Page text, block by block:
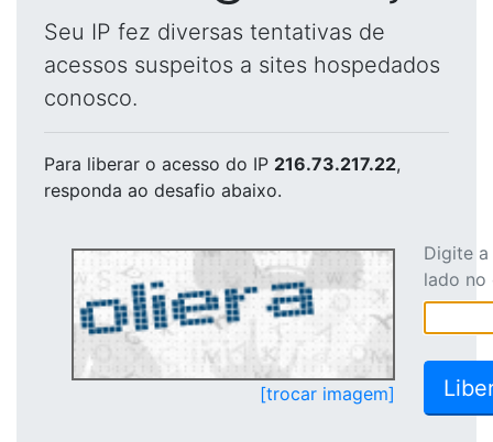
Seu IP fez diversas tentativas de
acessos suspeitos a sites hospedados
conosco.
Para liberar o acesso do IP 216.73.217.22,
responda ao desafio abaixo.
[trocar imagem]
Digite
lado no